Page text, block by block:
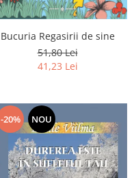
Bucuria Regasirii de sine
51,80 Lei
41,23 Lei
-20% NOU